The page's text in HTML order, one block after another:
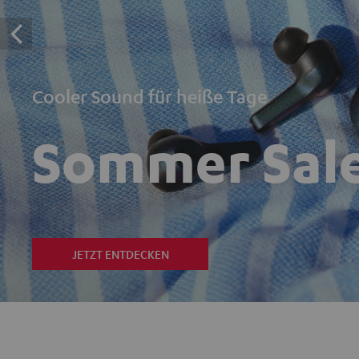
Cooler Sound für heiße Tage
Sommer
JETZT ENTDECKEN